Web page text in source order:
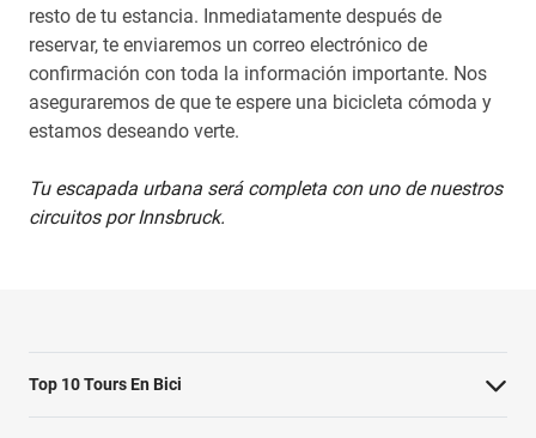
resto de tu estancia. Inmediatamente después de
reservar, te enviaremos un correo electrónico de
confirmación con toda la información importante. Nos
aseguraremos de que te espere una bicicleta cómoda y
estamos deseando verte.
Tu escapada urbana será completa con uno de nuestros
circuitos por Innsbruck.
Top 10 Tours En Bici